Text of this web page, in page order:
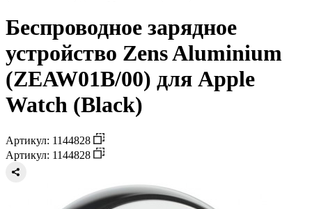
Беспроводное зарядное
устройство Zens Aluminium
(ZEAW01B/00) для Apple
Watch (Black)
Артикул: 1144828
Артикул: 1144828